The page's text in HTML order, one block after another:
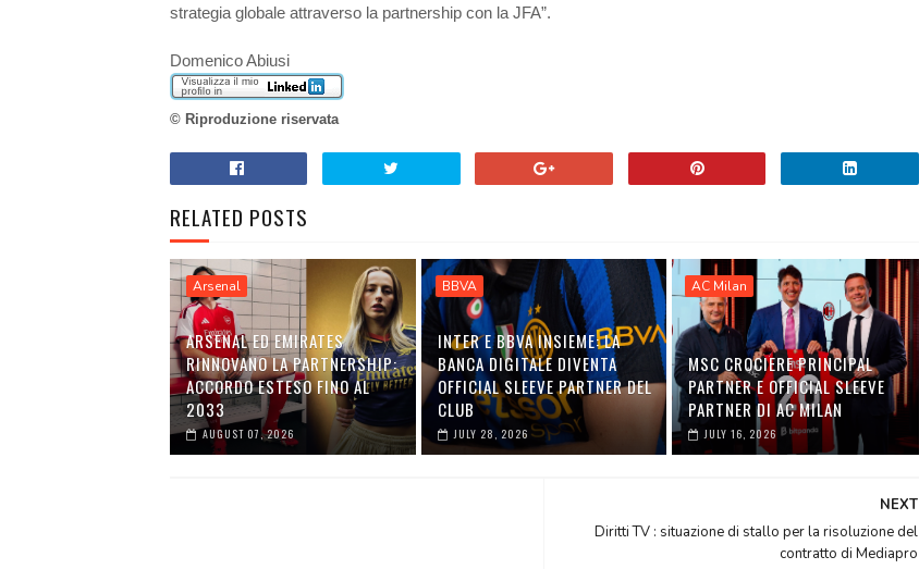
strategia globale attraverso la partnership con la JFA”.
Domenico Abiusi
© Riproduzione riservata
RELATED POSTS
Arsenal
ARSENAL ED EMIRATES
RINNOVANO LA PARTNERSHIP:
ACCORDO ESTESO FINO AL
2033
AUGUST 07, 2026
BBVA
INTER E BBVA INSIEME: LA
BANCA DIGITALE DIVENTA
OFFICIAL SLEEVE PARTNER DEL
CLUB
JULY 28, 2026
AC Milan
MSC CROCIERE PRINCIPAL
PARTNER E OFFICIAL SLEEVE
PARTNER DI AC MILAN
JULY 16, 2026
NEXT
Diritti TV : situazione di stallo per la risoluzione del
contratto di Mediapro